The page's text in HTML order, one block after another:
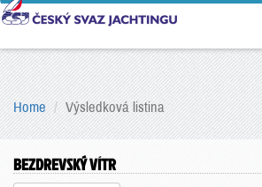
Home Výsledková listina
BEZDREVSKÝ VÍTR